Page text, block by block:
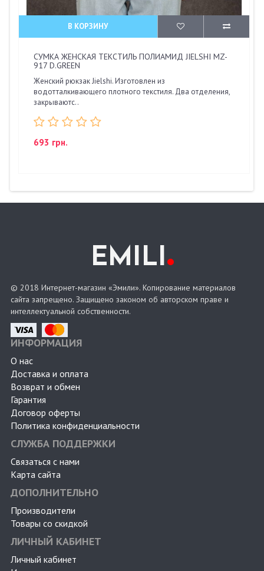
В КОРЗИНУ
СУМКА ЖЕНСКАЯ ТЕКСТИЛЬ ПОЛИАМИД JIELSHI MZ-
917 D.GREEN
Женский рюкзак Jielshi. Изготовлен из
водотталкивающего плотного текстиля. Два отделения,
закрываютс..
693 грн.
EMILI.
© 2018 Интернет-магазин «Эмили». Копирование материалов
сайта запрещено. Защищено законом об авторском праве и
интеллектуальной собственности.
ИНФОРМАЦИЯ
О нас
Доставка и оплата
Возврат и обмен
Гарантия
Договор оферты
Политика конфиденциальности
СЛУЖБА ПОДДЕРЖКИ
Связаться с нами
Карта сайта
ДОПОЛНИТЕЛЬНО
Производители
Товары со скидкой
ЛИЧНЫЙ КАБИНЕТ
Личный кабинет